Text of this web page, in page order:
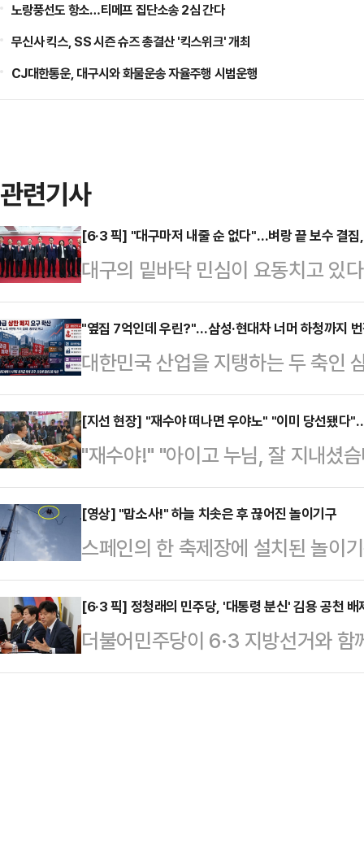
노랑풍선도 항소…티메프 집단소송 2심 간다
무신사 킥스, SS 시즌 슈즈 총결산 '킥스위크' 개최
CJ대한통운, 대구시와 화물운송 자율주행 시범운행
관련기사
[6·3 픽] "대구마저 내줄 순 없다"…벼랑 끝 보수 결
대구의 밑바닥 민심이 요동치고 있
이 확정되는 과정이 험난했다. 컷
균열이 발생했다.하지만 벼랑 끝에
다. 주호영 의원과 이진숙 전 방송
치로 결단을 내리면서다. 이들의 합
될지 주목된다.27일 대구 지역 정
김부겸이라는 거물과 맞서야 하는
바닥 민심을 파고들고…
"옆집 7억인데 우린?"…삼성·현대차 너머 하청까지
대한민국 산업을 지탱하는 두 축인
소용돌이에 휘말렸다. 개별 기업의
러싼 ‘보상 전쟁’이 산업 생태계 전
패권 경쟁이 정점에 달한 골든타임
락과 인재 유출이라는 치명적인 리
르면 이번 사태의 발단은 반도체 업
SK하이닉스는 올해 1분기 영업이
며 엔비디아의 지난해 …
[지선 현장] "재수야 떠나면 우야노" "이미 당선됐다
"재수야!" "아이고 누님, 잘 지내셨
돼 있으이까, 우리 좀 잘 도와도".전
고향인 부산 북구에 위치한 구포시
를 전하면서 오고 간 이야기들이다
시. 맑은 날씨 속에서 구포시장 앞
을 향해 큰절부터 올렸다.그는
새파란 젊은이 하나가 서른 다섯에
도…
[영상] "맙소사!" 하늘 치솟은 후 끊어진 놀이기구
스페인의 한 축제장에 설치된 놀이
는 사고가 발생했다.25일(현지시
스페인 세비야에서 열린 축제에서
이름의 새총 형태 놀이기구가 설치
용해 2인승 캡슐을 약 90미터 상공
[6·3 픽] 정청래의 민주당, '대통령 분신' 김용 공천
더불어민주당이 6·3 지방선거와
대통령의 '분신' 격인 김용 전 민주